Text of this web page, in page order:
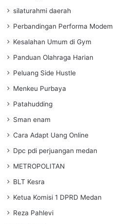
silaturahmi daerah
Perbandingan Performa Modem
Kesalahan Umum di Gym
Panduan Olahraga Harian
Peluang Side Hustle
Menkeu Purbaya
Patahudding
Sman enam
Cara Adapt Uang Online
Dpc pdi perjuangan medan
METROPOLITAN
BLT Kesra
Ketua Komisi 1 DPRD Medan
Reza Pahlevi